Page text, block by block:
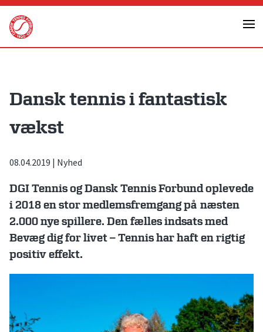
Skip
content
Dansk tennis i fantastisk
vækst
08.04.2019 | Nyhed
DGI Tennis og Dansk Tennis Forbund oplevede
i 2018 en stor medlemsfremgang på næsten
2.000 nye spillere. Den fælles indsats med
Bevæg dig for livet – Tennis har haft en rigtig
positiv effekt.